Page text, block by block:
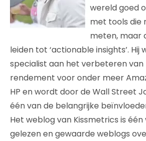
wereld goed
met tools die
meten, maar
leiden tot ‘actionable insights’. Hij
specialist aan het verbeteren van
rendement voor onder meer
HP en wordt door de Wall Street
één van de belangrijke
Het weblog van Kissmetrics is
gelezen en gewaarde weblogs